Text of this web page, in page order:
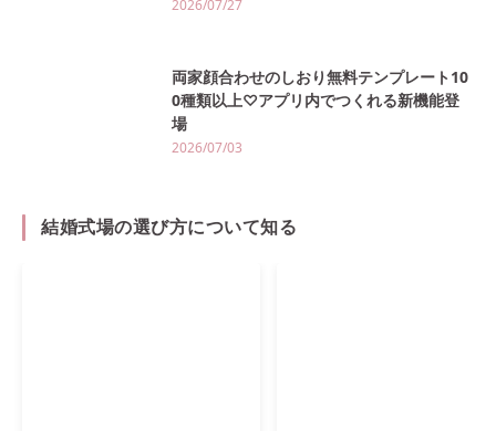
2026/07/27
両家顔合わせのしおり無料テンプレート10
0種類以上♡アプリ内でつくれる新機能登
場
2026/07/03
結婚式場の選び方について知る